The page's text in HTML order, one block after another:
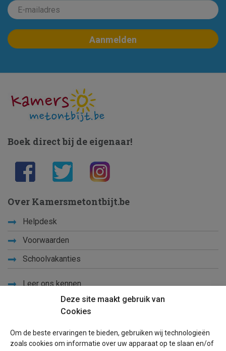
Deze site maakt gebruik van
Cookies
Om de beste ervaringen te bieden, gebruiken wij technologieën
zoals cookies om informatie over uw apparaat op te slaan en/of
Boek direct bij de eigenaar!
Over Kamersmetontbijt.be
Helpdesk
Voorwaarden
Schoolvakanties
Leer ons kennen
Sitemap